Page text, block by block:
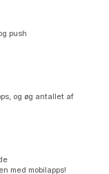
push
og øg antallet af
med mobilapps!